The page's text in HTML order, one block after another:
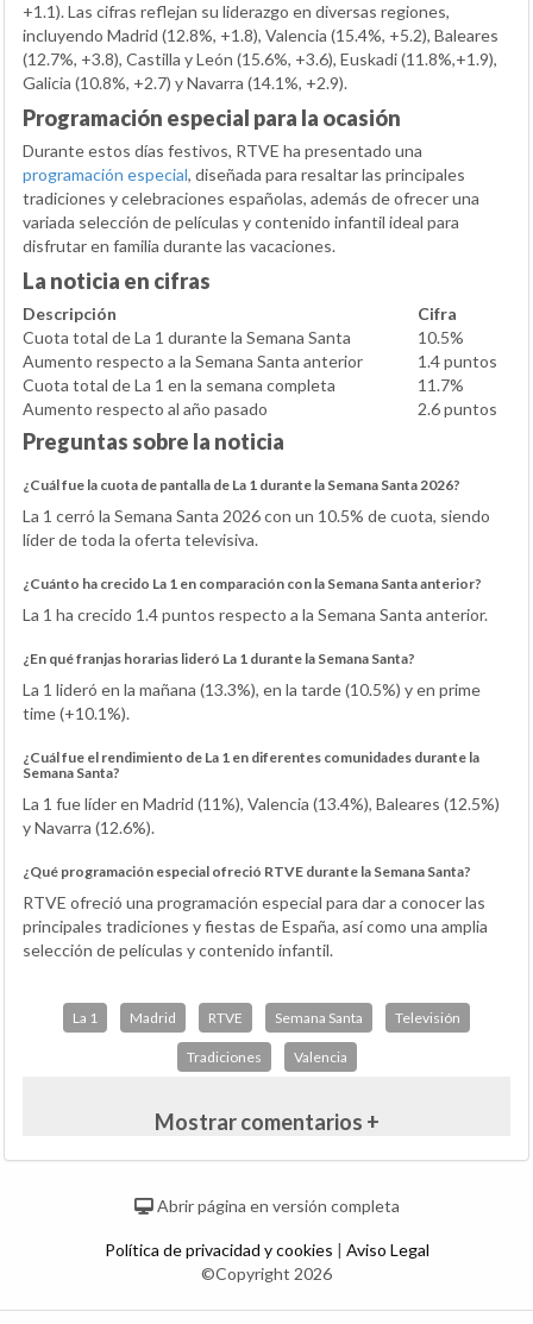
+1.1). Las cifras reflejan su liderazgo en diversas regiones,
incluyendo Madrid (12.8%, +1.8), Valencia (15.4%, +5.2), Baleares
(12.7%, +3.8), Castilla y León (15.6%, +3.6), Euskadi (11.8%,+1.9),
Galicia (10.8%, +2.7) y Navarra (14.1%, +2.9).
Programación especial para la ocasión
Durante estos días festivos, RTVE ha presentado una
programación especial, diseñada para resaltar las principales
tradiciones y celebraciones españolas, además de ofrecer una
variada selección de películas y contenido infantil ideal para
disfrutar en familia durante las vacaciones.
La noticia en cifras
Descripción
Cifra
Cuota total de La 1 durante la Semana Santa
10.5%
Aumento respecto a la Semana Santa anterior
1.4 puntos
Cuota total de La 1 en la semana completa
11.7%
Aumento respecto al año pasado
2.6 puntos
Preguntas sobre la noticia
¿Cuál fue la cuota de pantalla de La 1 durante la Semana Santa 2026?
La 1 cerró la Semana Santa 2026 con un 10.5% de cuota, siendo
líder de toda la oferta televisiva.
¿Cuánto ha crecido La 1 en comparación con la Semana Santa anterior?
La 1 ha crecido 1.4 puntos respecto a la Semana Santa anterior.
¿En qué franjas horarias lideró La 1 durante la Semana Santa?
La 1 lideró en la mañana (13.3%), en la tarde (10.5%) y en prime
time (+10.1%).
¿Cuál fue el rendimiento de La 1 en diferentes comunidades durante la
Semana Santa?
La 1 fue líder en Madrid (11%), Valencia (13.4%), Baleares (12.5%)
y Navarra (12.6%).
¿Qué programación especial ofreció RTVE durante la Semana Santa?
RTVE ofreció una programación especial para dar a conocer las
principales tradiciones y fiestas de España, así como una amplia
selección de películas y contenido infantil.
La 1 Madrid RTVE Semana Santa Televisión
Tradiciones Valencia
Mostrar comentarios +
Abrir página en versión completa
Política de privacidad y cookies | Aviso Legal
©Copyright 2026